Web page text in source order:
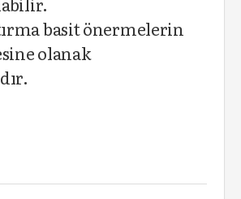
basit önermelerin
olanak